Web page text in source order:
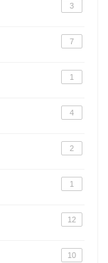
3
7
1
4
2
1
12
10